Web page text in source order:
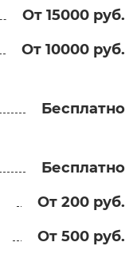
От 15000 руб.
От 10000 руб.
Бесплатно
Бесплатно
От 200 руб.
От 500 руб.